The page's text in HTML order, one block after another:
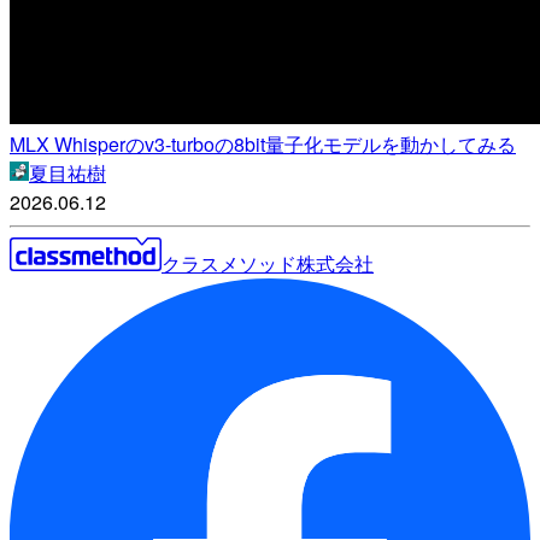
MLX Whisperのv3-turboの8bit量子化モデルを動かしてみる
夏目祐樹
2026.06.12
クラスメソッド株式会社